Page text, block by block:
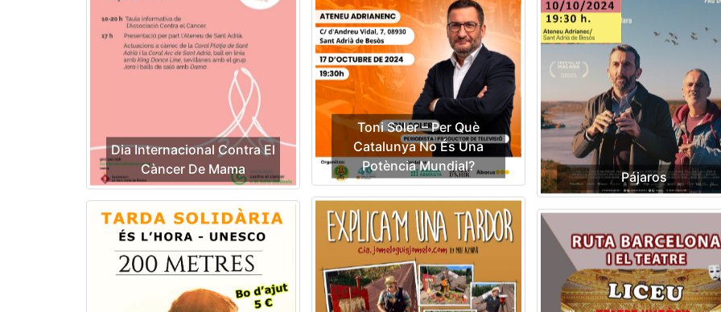
Dia Internacional Contra El
Càncer De Mama
Toni Soler – Per Què
Catalunya No És Una
Potència Mundial?
Pájaros